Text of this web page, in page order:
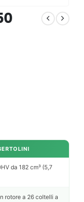
da 182 cm³ (5,7
rotore a 26 coltelli a